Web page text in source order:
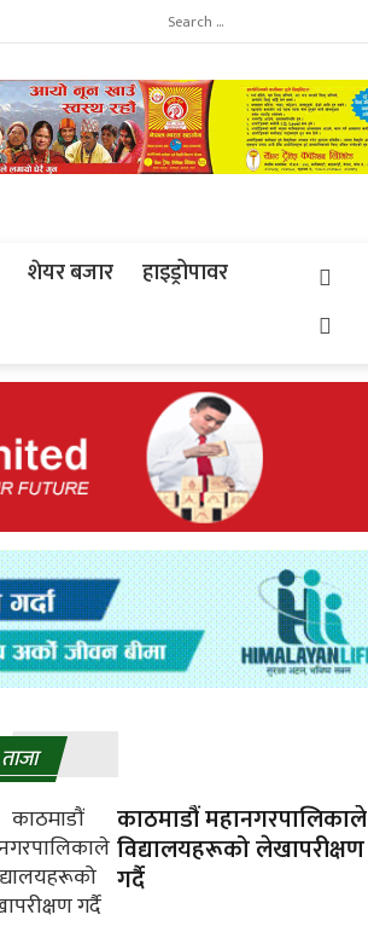
शेयर बजार
हाइड्रोपावर
ताजा
काठमाडौं महानगरपालिकाले
विद्यालयहरूको लेखापरीक्षण
गर्दै